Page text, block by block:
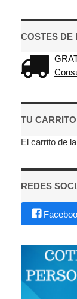
COSTES DE
TU
El carrito de
REDES